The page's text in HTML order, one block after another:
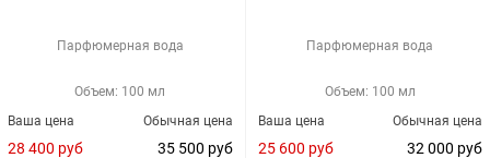
Парфюмерная вода
Объем: 100 мл
Обычная цена
35 500 руб
Ваша цена
28 400 руб
Парфюмерная вода
Объем: 100 мл
Обычная цена
32 000 руб
Ваша цена
25 600 руб